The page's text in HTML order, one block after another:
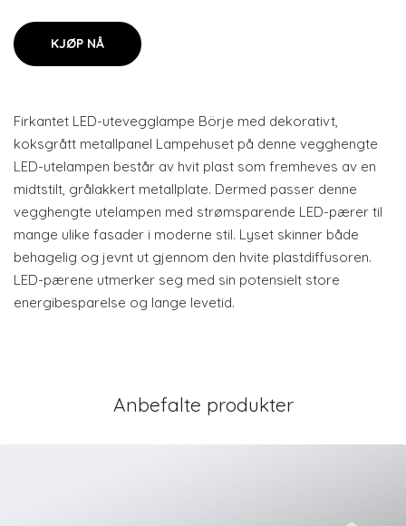
KJØP NÅ
Firkantet LED-utevegglampe Börje med dekorativt,
koksgrått metallpanel Lampehuset på denne vegghengte
LED-utelampen består av hvit plast som fremheves av en
midtstilt, grålakkert metallplate. Dermed passer denne
vegghengte utelampen med strømsparende LED-pærer til
mange ulike fasader i moderne stil. Lyset skinner både
behagelig og jevnt ut gjennom den hvite plastdiffusoren.
LED-pærene utmerker seg med sin potensielt store
energibesparelse og lange levetid.
Anbefalte produkter